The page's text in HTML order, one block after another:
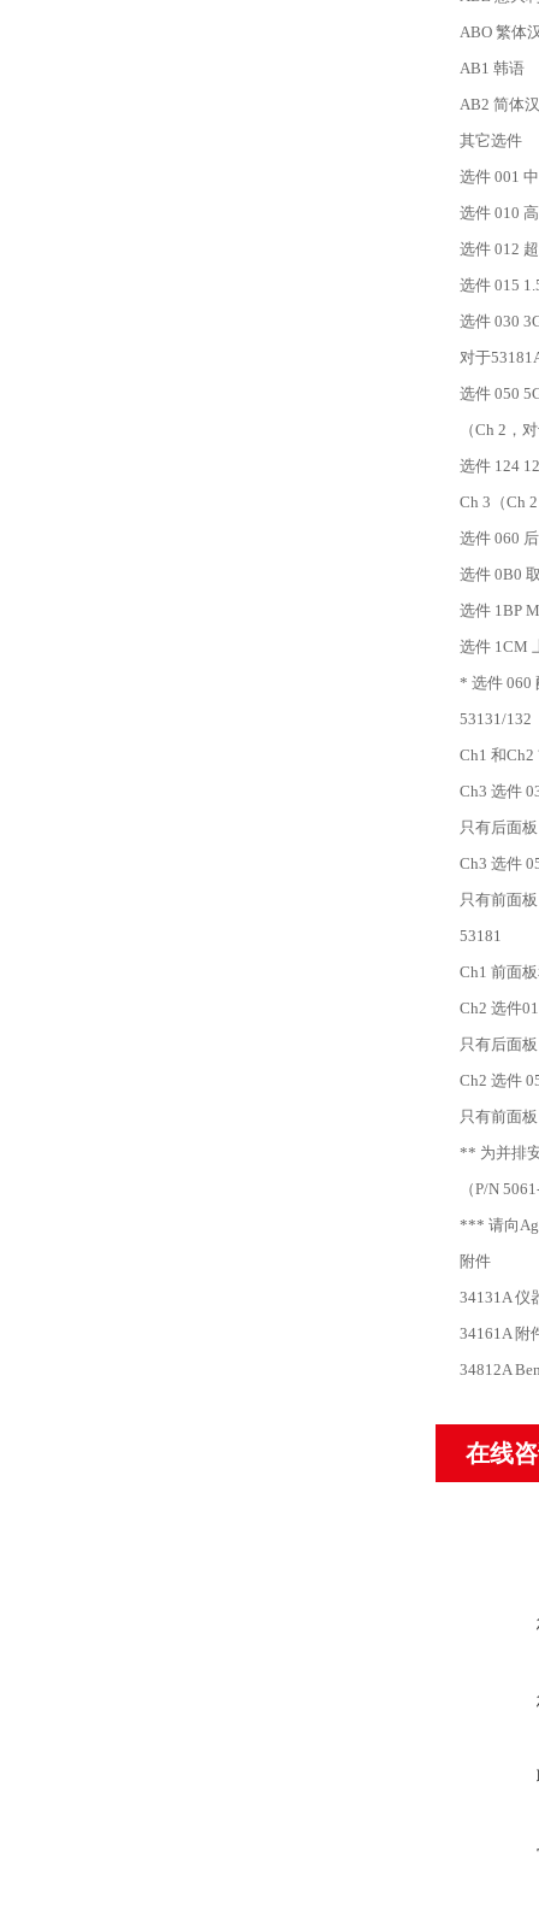
ABO 繁体
AB1 韩语
AB2 简体
其它选件
选件 001
选件 010
选件 012
选件 015
选件 030
对于
选件 050
（Ch 2，
选件 124
Ch 3（Ch
选件 060
选件 0B0
选件 1BP
选件 1CM
* 选件 060
53131/132
Ch1 和
Ch3 选件
只有后面
Ch3 选件
只有前面板
53181
Ch1 前面
Ch2 选件
只有后面
Ch2 选件
只有前面板
** 为并排
（P/N
*** 请向
附件
34131A 仪
34161A 附
34812A
在线